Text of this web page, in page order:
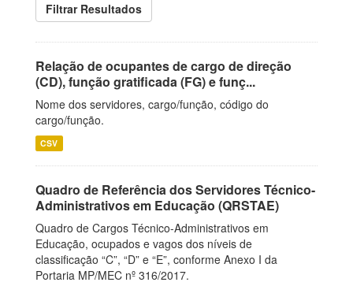
Filtrar Resultados
Relação de ocupantes de cargo de direção
(CD), função gratificada (FG) e funç...
Nome dos servidores, cargo/função, código do
cargo/função.
CSV
Quadro de Referência dos Servidores Técnico-
Administrativos em Educação (QRSTAE)
Quadro de Cargos Técnico-Administrativos em
Educação, ocupados e vagos dos níveis de
classificação “C”, “D” e “E”, conforme Anexo I da
Portaria MP/MEC nº 316/2017.